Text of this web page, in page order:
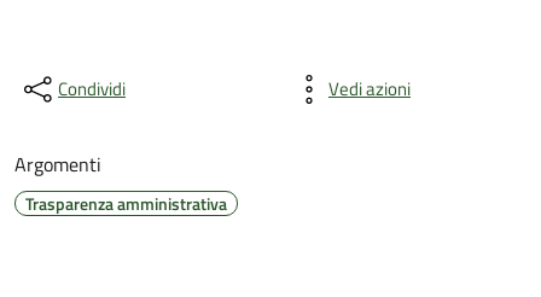
Condividi Vedi azioni
Argomenti
Trasparenza amministrativa